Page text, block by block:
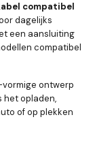
compatibel
dagelijks
een aansluiting
compatibel
ontwerp
het opladen,
of op plekken